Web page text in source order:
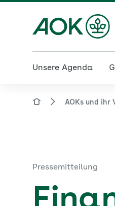
Unsere Agenda
AOKs und ihr
Pressemitteilung